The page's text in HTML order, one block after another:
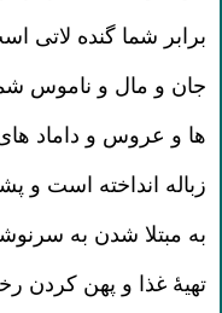
برابر شما گنده
جان و مال و ناموس
ها و عروس و داماد
زباله انداخته است
به مبتلا شدن به
تهیهٔ غذا و پهن کردن